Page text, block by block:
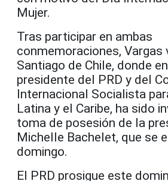
Mujer.
Tras participar en ambas
conmemoraciones, Vargas
Santiago de Chile, donde
presidente del PRD y del
Internacional Socialista
Latina y el Caribe, ha sido
toma de posesión de la
Michelle Bachelet, que se
domingo.
El PRD prosigue este